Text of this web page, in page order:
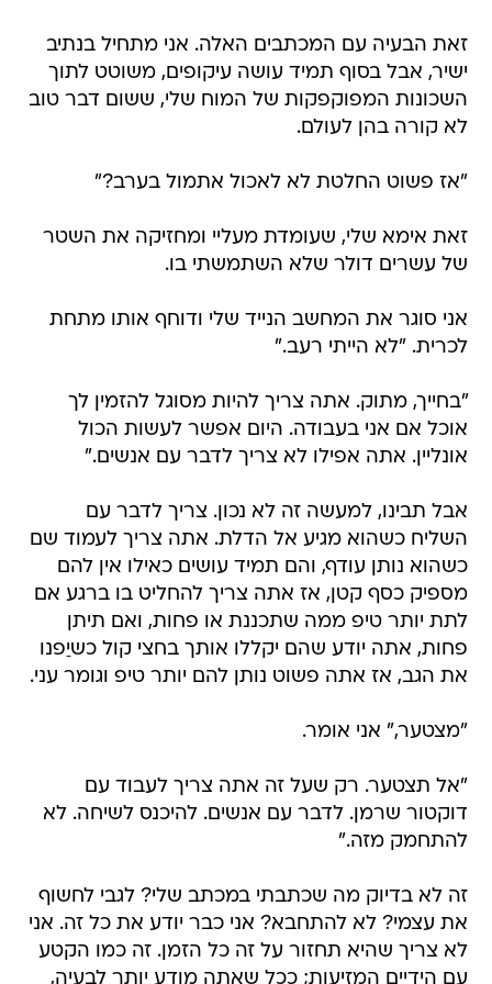
זאת הבעיה עם המכתבים האלה. אני מתחיל בנתיב
ישיר, אבל בסוף תמיד עושה עיקופים, משוטט לתוך
השכונות המפוקפקות של המוח שלי, ששום דבר טוב
לא קורה בהן לעולם.
"אז פשוט החלטת לא לאכול אתמול בערב?"
זאת אימא שלי, שעומדת מעליי ומחזיקה את השטר
של עשרים דולר שלא השתמשתי בו.
אני סוגר את המחשב הנייד שלי ודוחף אותו מתחת
לכרית. "לא הייתי רעב."
"בחייך, מתוק. אתה צריך להיות מסוגל להזמין לך
אוכל אם אני בעבודה. היום אפשר לעשות הכול
אונליין. אתה אפילו לא צריך לדבר עם אנשים."
אבל תבינו, למעשה זה לא נכון. צריך לדבר עם
השליח כשהוא מגיע אל הדלת. אתה צריך לעמוד שם
כשהוא נותן עודף, והם תמיד עושים כאילו אין להם
מספיק כסף קטן, אז אתה צריך להחליט בו ברגע אם
לתת יותר טיפ ממה שתכננת או פחות, ואם תיתן
פחות, אתה יודע שהם יקללו אותך בחצי קול כשיַפנו
את הגב, אז אתה פשוט נותן להם יותר טיפ וגומר עני.
"מצטער," אני אומר.
"אל תצטער. רק שעל זה אתה צריך לעבוד עם
דוקטור שרמן. לדבר עם אנשים. להיכנס לשיחה. לא
להתחמק מזה."
זה לא בדיוק מה שכתבתי במכתב שלי? לגבי לחשוף
את עצמי? לא להתחבא? אני כבר יודע את כל זה. אני
לא צריך שהיא תחזור על זה כל הזמן. זה כמו הקטע
עם הידיים המזיעות; ככל שאתה מודע יותר לבעיה,